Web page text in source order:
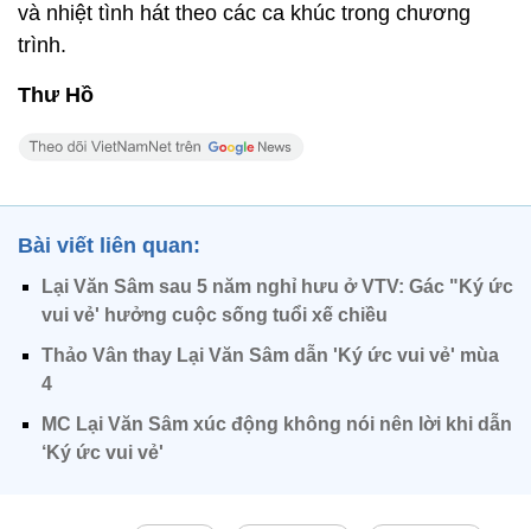
và nhiệt tình hát theo các ca khúc trong chương
trình.
Thư Hồ
Bài viết liên quan:
Lại Văn Sâm sau 5 năm nghỉ hưu ở VTV: Gác "Ký ức
vui vẻ' hưởng cuộc sống tuổi xế chiều
Thảo Vân thay Lại Văn Sâm dẫn 'Ký ức vui vẻ' mùa
4
MC Lại Văn Sâm xúc động không nói nên lời khi dẫn
‘Ký ức vui vẻ'